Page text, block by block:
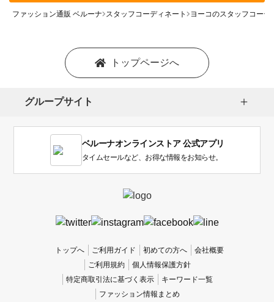
ファッション通販 ベルーナ スタッフコーディネート ヨーコのスタッフコーデ
トップページへ
グループサイト
ベルーナオンラインストア 公式アプリ
タイムセールなど、お得な情報をお知らせ。
トップへ ご利用ガイド 初めての方へ
会社概要
ご利用規約
個人情報保護方針
特定商取引法に基づく表示
キーワード一覧
ファッション情報まとめ